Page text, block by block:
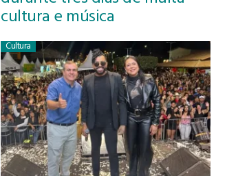
cultura e música
Cultura